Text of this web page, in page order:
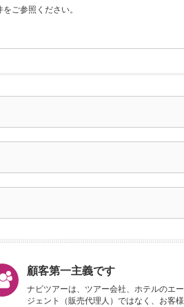
ご参照ください。
顧客第一主義です
ナビツアーは、ツアー会社、ホテルのエー
ジェント（販売代理人）ではなく、お客様